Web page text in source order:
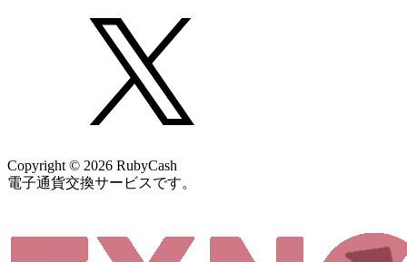
Copyright © 2026 RubyCash
電子通貨交換サービスです。